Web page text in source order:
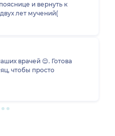
и вернуть к
лет мучений(
врачей 😌. Готова
чтобы просто